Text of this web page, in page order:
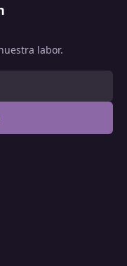
labor.